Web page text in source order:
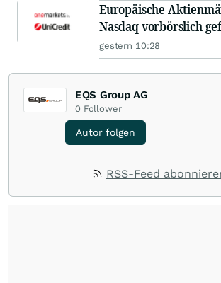
Europäische
Nasdaq vorbörslich
gestern 10:28
EQS Group AG
0 Follower
Autor folgen
RSS-Feed